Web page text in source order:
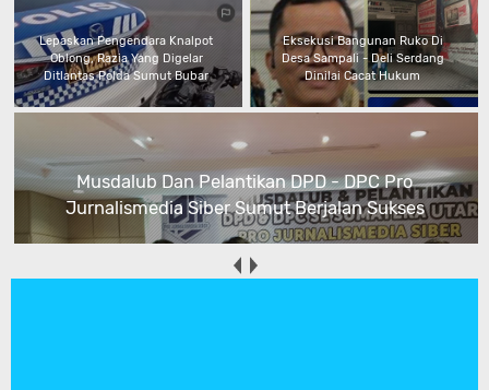
Lepaskan Pengendara Knalpot
Oblong, Razia Yang Digelar
Ditlantas Polda Sumut Bubar
Eksekusi Bangunan Ruko Di
Desa Sampali - Deli Serdang
Dinilai Cacat Hukum
Musdalub Dan Pelantikan DPD - DPC Pro
Jurnalismedia Siber Sumut Berjalan Sukses